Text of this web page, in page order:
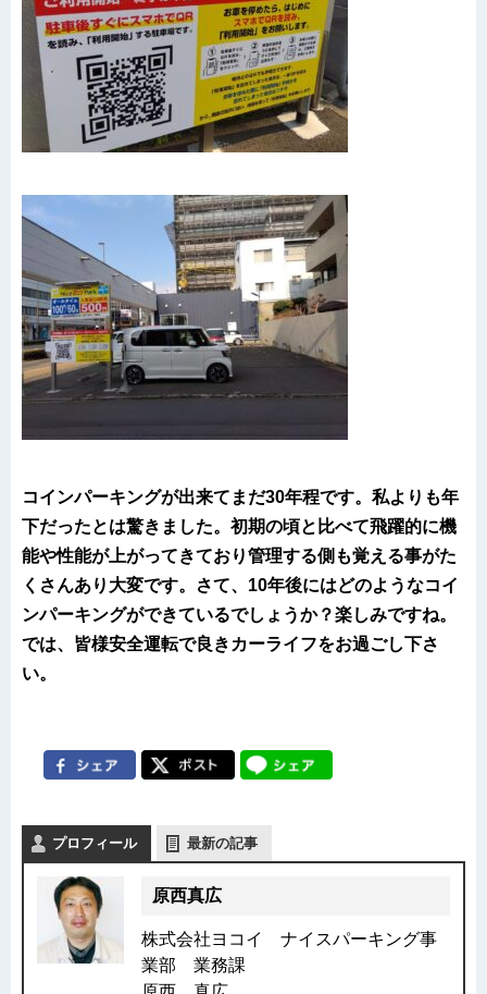
コインパーキングが出来てまだ30年程です。私よりも年
下だったとは驚きました。初期の頃と比べて飛躍的に機
能や性能が上がってきており管理する側も覚える事がた
くさんあり大変です。さて、10年後にはどのようなコイ
ンパーキングができているでしょうか？楽しみですね。
では、皆様安全運転で良きカーライフをお過ごし下さ
い。
プロフィール 最新の記事
原西真広
株式会社ヨコイ ナイスパーキング事
業部 業務課